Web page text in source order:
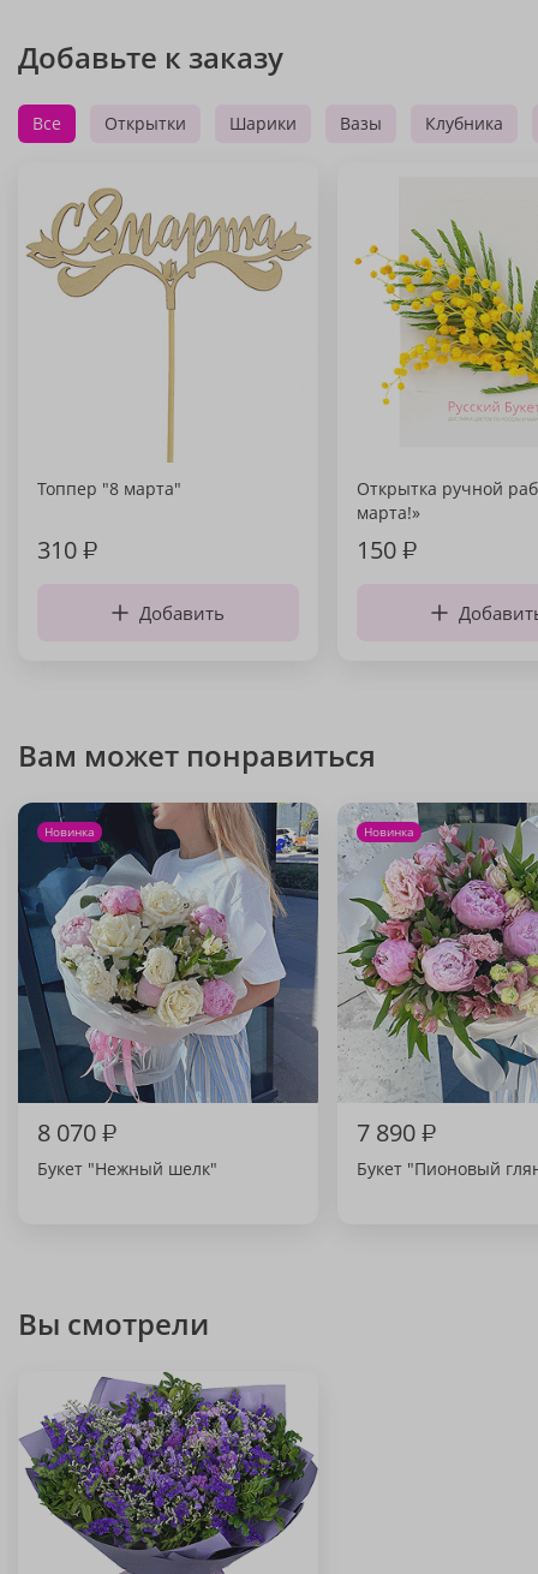
Добавьте к заказу
Все Открытки Шарики Вазы Клубника
Топпер "8 марта"
310₽
Добавить
Открытка ручной
марта!»
150₽
Вам может понравиться
Новинка
8 070₽
Букет "Нежный шелк"
Новинка
7 890₽
Букет "Пионовый
Вы смотрели